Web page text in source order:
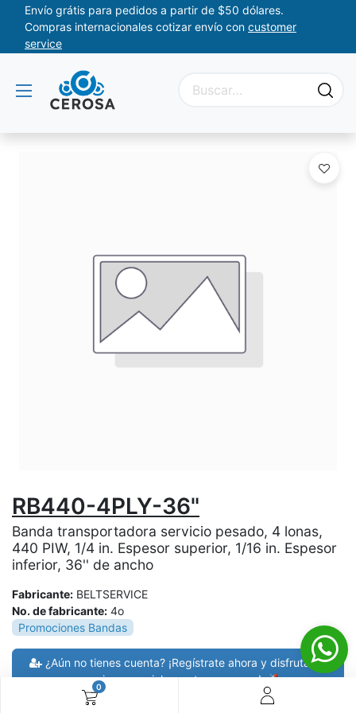
0
Envío grátis para pedidos a partir de $50 dólares.
Compras internacionales cotizar envío con customer
service
RB440-4PLY-36"
Banda transportadora servicio pesado, 4 lonas,
440 PIW, 1/4 in. Espesor superior, 1/16 in. Espesor
inferior, 36'' de ancho
Fabricante: BELTSERVICE
No. de fabricante: 4o
Promociones Bandas
¿Aún no tienes cuenta? ¡Regístrate ahora y disfruta de
precios especiales en tus compras! 🚀